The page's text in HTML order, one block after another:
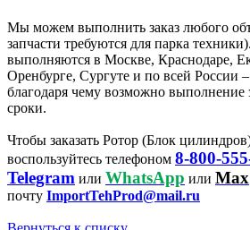
Мы можем выполнить заказ любого
запчасти требуются для парка
выполняются в Москве, Краснодаре,
Оренбурге, Сургуте и по всей России
благодаря чему возможно выполнение
сроки.
Чтобы заказать Ротор (Блок
воспользуйтесь телефоном 8-800-
Telegram или WhatsApp или Max
почту ImportTehProd@mail.ru